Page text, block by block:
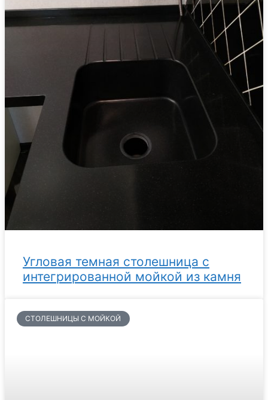
Угловая темная столешница с
интегрированной мойкой из камня
СТОЛЕШНИЦЫ С МОЙКОЙ